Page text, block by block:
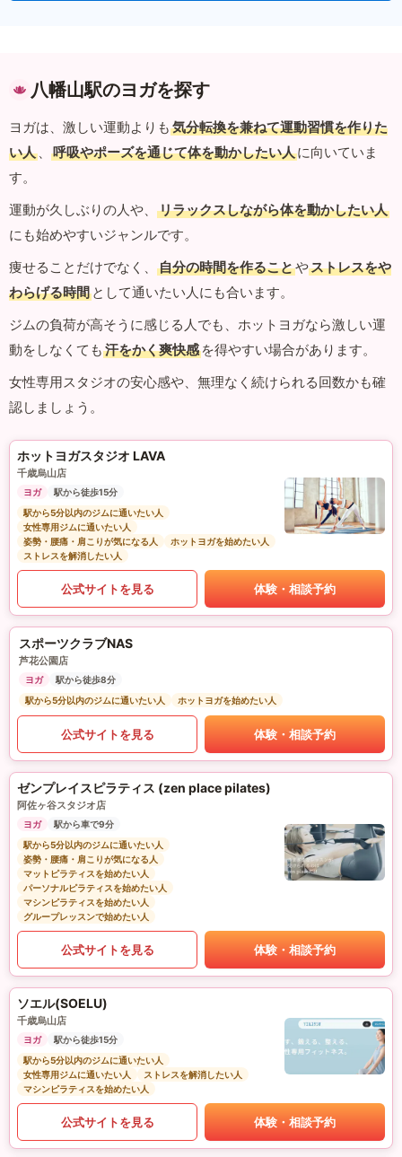
八幡山駅のヨガを探す
ヨガは、激しい運動よりも 気分転換を兼ねて運動習慣を作りた
い人 、 呼吸やポーズを通じて体を動かしたい人に向いていま
す。
運動が久しぶりの人や、
リラックスしながら体を動かしたい人
にも始めやすいジャンルです。
痩せることだけでなく、
自分の時間を作ることやストレスをや
わらげる時間 として通いたい人にも合います。
ジムの負荷が高そうに感じる人でも、ホットヨガなら激しい運
動をしなくても 汗をかく爽快感 を得やすい場合があります。
女性専用スタジオの安心感や、無理なく続けられる回数かも確
認しましょう。
ホットヨガスタジオ LAVA
千歳烏山店
ヨガ
駅から徒歩15分
駅から5分以内のジムに通いたい人
女性専用ジムに通いたい人
姿勢・腰痛・肩こりが気になる人
ホットヨガを始めたい人
ストレスを解消したい人
公式サイトを見る 体験・相談予約
スポーツクラブNAS
芦花公園店
ヨガ
駅から徒歩8分
駅から5分以内のジムに通いたい人
ホットヨガを始めたい人
公式サイトを見る 体験・相談予約
ゼンプレイスピラティス (zen place pilates)
阿佐ヶ谷スタジオ店
ヨガ
駅から車で9分
駅から5分以内のジムに通いたい人
姿勢・腰痛・肩こりが気になる人
マットピラティスを始めたい人
パーソナルピラティスを始めたい人
マシンピラティスを始めたい人
グループレッスンで始めたい人
公式サイトを見る 体験・相談予約
ソエル(SOELU)
千歳烏山店
ヨガ
駅から徒歩15分
駅から5分以内のジムに通いたい人
女性専用ジムに通いたい人
ストレスを解消したい人
マシンピラティスを始めたい人
公式サイトを見る 体験・相談予約